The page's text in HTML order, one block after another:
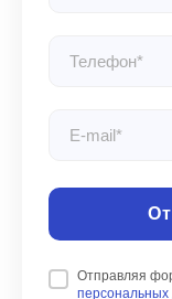
Отправляя